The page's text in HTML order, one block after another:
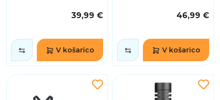
39,99 €
V košarico
46,99 €
V košarico